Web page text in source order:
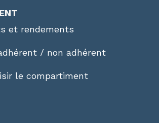
et rendements
/ non adhérent
le compartiment